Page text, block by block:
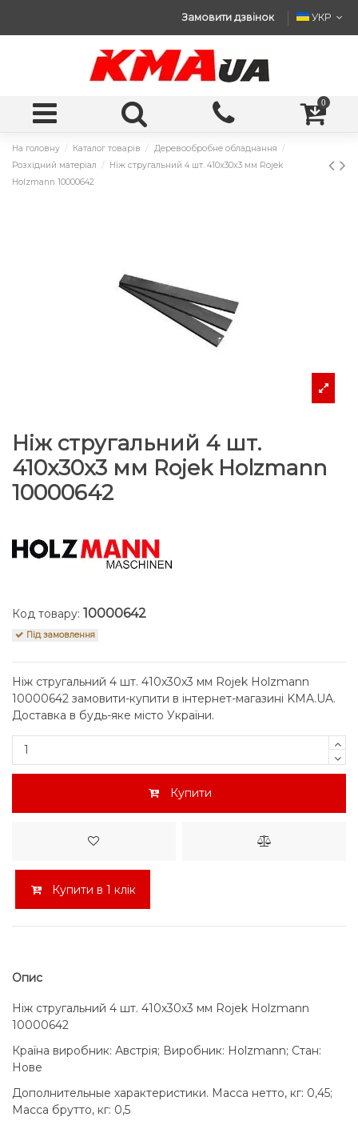
Замовити дзвінок УКР
0
На головну Каталог товарів
Деревообробне обладнання
Розхідний матеріал
Ніж стругальний 4 шт. 410x30x3 мм Rojek
Holzmann 10000642
Ніж стругальний 4 шт.
410x30x3 мм Rojek Holzmann
10000642
Код товару: 10000642
Під замовлення
Ніж стругальний 4 шт. 410x30x3 мм Rojek Holzmann
10000642 замовити-купити в інтернет-магазині KMA.UA.
Доставка в будь-яке місто України.
Купити
Купити в 1 клік
Опис
Ніж стругальний 4 шт. 410x30x3 мм Rojek Holzmann
10000642
Країна виробник: Австрія; Виробник: Holzmann; Стан:
Нове
Дополнительные характеристики. Масса нетто, кг: 0,45;
Масса брутто, кг: 0,5